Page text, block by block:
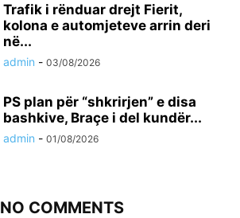
Trafik i rënduar drejt Fierit,
kolona e automjeteve arrin deri
në...
admin - 03/08/2026
PS plan për “shkrirjen” e disa
bashkive, Braçe i del kundër...
admin - 01/08/2026
NO COMMENTS